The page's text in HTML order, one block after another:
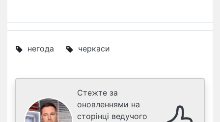
негода черкаси
Стежте за
оновленнями на
сторінці ведучого